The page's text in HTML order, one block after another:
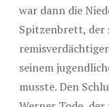
war dann die
Spitzenbrett, der
seinem
musste. Den